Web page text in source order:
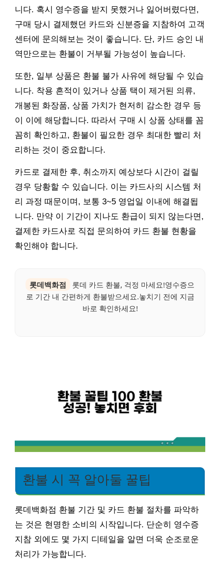
니다. 혹시 영수증을 받지 못했거나 잃어버렸다면,
구매 당시 결제했던 카드와 신분증을 지참하여 고객
센터에 문의해보는 것이 좋습니다. 단, 카드 승인 내
역만으로는 환불이 거부될 가능성이 높습니다.
또한, 일부 상품은 환불 불가 사유에 해당될 수 있습
니다. 착용 흔적이 있거나 상품 택이 제거된 의류,
개봉된 화장품, 상품 가치가 현저히 감소한 경우 등
이 이에 해당합니다. 따라서 구매 시 상품 상태를 꼼
꼼히 확인하고, 환불이 필요한 경우 최대한 빨리 처
리하는 것이 중요합니다.
카드로 결제한 후, 취소까지 예상보다 시간이 걸릴
경우 당황할 수 있습니다. 이는 카드사의 시스템 처
리 과정 때문이며, 보통 3~5 영업일 이내에 해결됩
니다. 만약 이 기간이 지나도 환급이 되지 않는다면,
결제한 카드사로 직접 문의하여 카드 환불 현황을
확인해야 합니다.
롯데백화점
롯데 카드 환불, 걱정 마세요!영수증으
로 기간 내 간편하게 환불받으세요.놓치기 전에 지금
바로 확인하세요!
환불 시 꼭 알아둘 꿀팁
롯데백화점 환불 기간 및 카드 환불 절차를 파악하
는 것은 현명한 소비의 시작입니다. 단순히 영수증
지참 외에도 몇 가지 디테일을 알면 더욱 순조로운
처리가 가능합니다.